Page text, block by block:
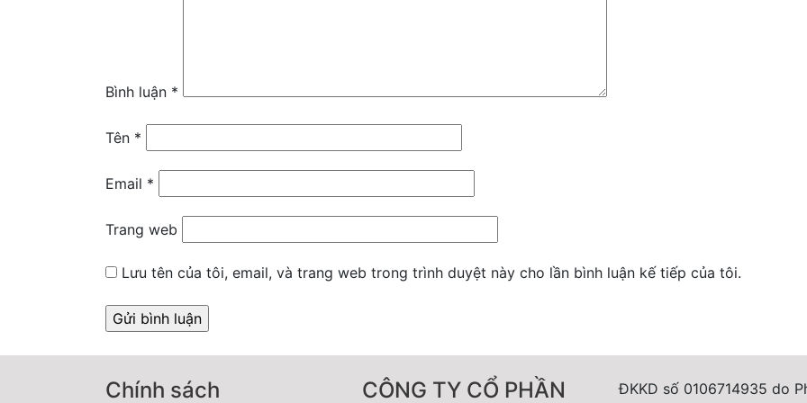
Bình luận *
Tên *
Email *
Trang web
Lưu tên của tôi, email, và trang web trong trình duyệt này cho lần bình luận kế tiếp của tôi.
Chính sách
CÔNG TY CỔ PHẦN
ĐKKD số 0106714935 do